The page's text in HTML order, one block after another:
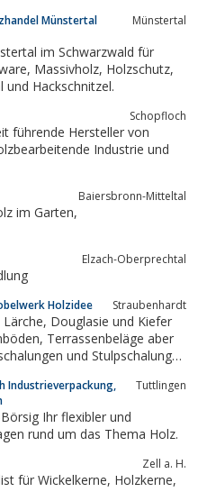
Münstertal
Münstertal
im Schwarzwald für
Sägemehl und Hackschnitzel.
Schopfloch
führende Hersteller von
Industrie und
Baiersbronn-Mitteltal
Elzach-Oberprechtal
Holzidee Straubenhardt
und Kiefer
aber
und Stulpschalungen
Industrieverpackung,
Tuttlingen
Ihr flexibler und
rund um das Thema Holz.
Zell a. H.
Holzkerne,